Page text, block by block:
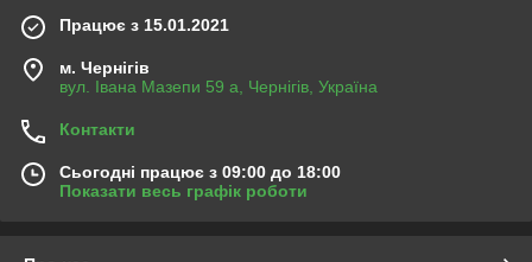
Працює з 15.01.2021
м. Чернігів
вул. Івана Мазепи 59 а, Чернігів, Україна
Контакти
Сьогодні працює з 09:00 до 18:00
Показати весь графік роботи